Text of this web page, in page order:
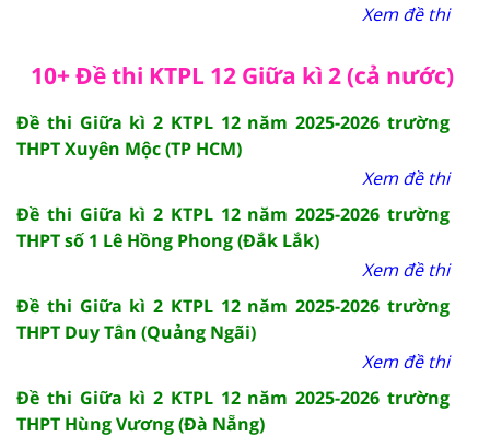
Xem đề thi
10+ Đề thi KTPL 12 Giữa kì 2 (cả nước)
Đề thi Giữa kì 2 KTPL 12 năm 2025-2026 trường
THPT Xuyên Mộc (TP HCM)
Xem đề thi
Đề thi Giữa kì 2 KTPL 12 năm 2025-2026 trường
THPT số 1 Lê Hồng Phong (Đắk Lắk)
Xem đề thi
Đề thi Giữa kì 2 KTPL 12 năm 2025-2026 trường
THPT Duy Tân (Quảng Ngãi)
Xem đề thi
Đề thi Giữa kì 2 KTPL 12 năm 2025-2026 trường
THPT Hùng Vương (Đà Nẵng)